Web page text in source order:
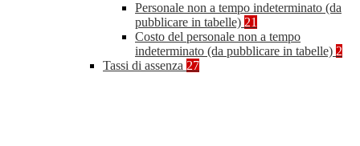
Personale non a tempo indeterminato (da
pubblicare in tabelle) 21
Costo del personale non a tempo
indeterminato (da pubblicare in tabelle) 2
Tassi di assenza 27